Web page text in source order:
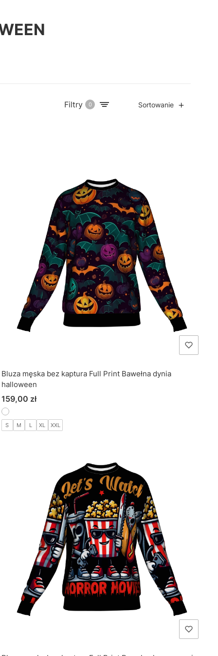
Filtry 0 Sortowanie
Bluza męska bez kaptura Full Print Bawełna dynia
halloween
Cena
159,00 zł
S M L XL XXL